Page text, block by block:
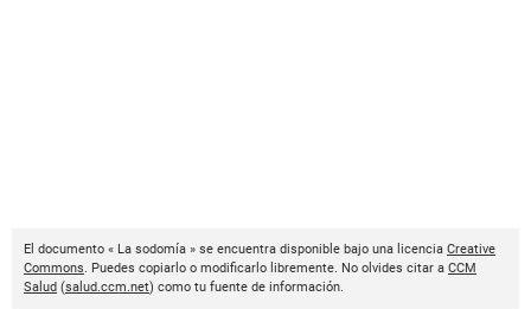
El documento « La sodomía » se encuentra disponible bajo una licencia Creative
Commons. Puedes copiarlo o modificarlo libremente. No olvides citar a CCM
Salud (salud.ccm.net) como tu fuente de información.